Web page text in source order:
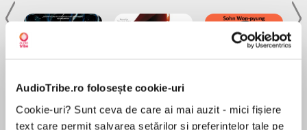
AudioTribe.ro folosește cookie-uri
Cookie-uri? Sunt ceva de care ai mai auzit - mici fișiere
text care permit salvarea setărilor și preferințelor tale pe
de...
Dani Francis
la...
Lauren Weisberger Sohn Won-pyung